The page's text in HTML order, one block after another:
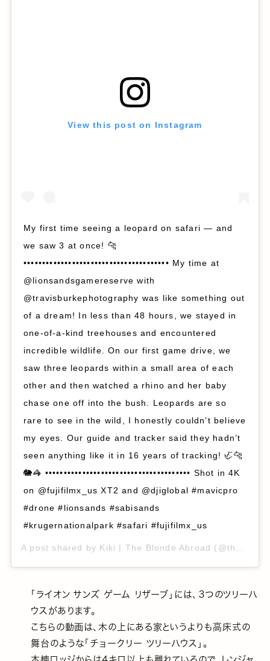
View this post on Instagram
My first time seeing a leopard on safari — and
we saw 3 at once! 🐆
••••••••••••••••••••••••••••••••••••••• My time at
@lionsandsgamereserve with
@travisburkephotography was like something out
of a dream! In less than 48 hours, we stayed in
one-of-a-kind treehouses and encountered
incredible wildlife. On our first game drive, we
saw three leopards within a small area of each
other and then watched a rhino and her baby
chase one off into the bush. Leopards are so
rare to see in the wild, I honestly couldn’t believe
my eyes. Our guide and tracker said they hadn’t
seen anything like it in 16 years of tracking! 🦏🐆
🐘🦓 ••••••••••••••••••••••••••••••••••••••• Shot in 4K
on @fujifilmx_us XT2 and @djiglobal #mavicpro
#drone #lionsands #sabisands
#krugernationalpark #safari #fujifilmx_us
A post shared by Kiki | The Blonde Abroad (@theblondeabroad) on
「ライオン サンズ ゲーム リザーブ」には、３つのツリーハ
ウスがあります。
こちらの動画は、木の上にある家というよりも高床式の
舞台のような「チョークリー ツリーハウス」。